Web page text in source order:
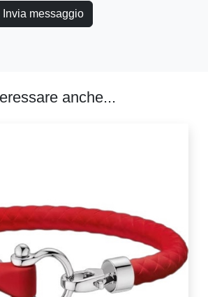
Invia messaggio
anche...